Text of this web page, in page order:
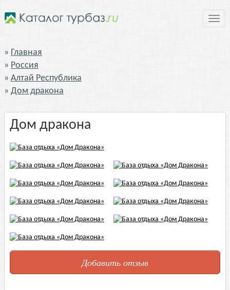
Главная
Россия
Алтай Республика
Дом дракона
Дом дракона
Добавить отзыв